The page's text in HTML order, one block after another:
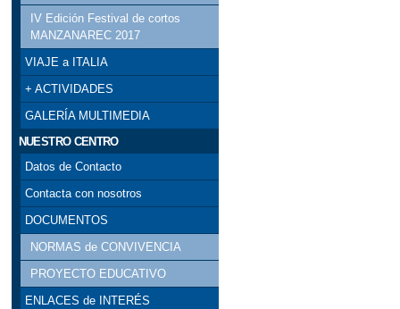
IV Edición Festival de cortos
MANZANAREC 2017
VIAJE a ITALIA
+ ACTIVIDADES
GALERÍA MULTIMEDIA
NUESTRO CENTRO
Datos de Contacto
Contacta con nosotros
DOCUMENTOS
NORMAS de CONVIVENCIA
PROYECTO EDUCATIVO
ENLACES de INTERÉS